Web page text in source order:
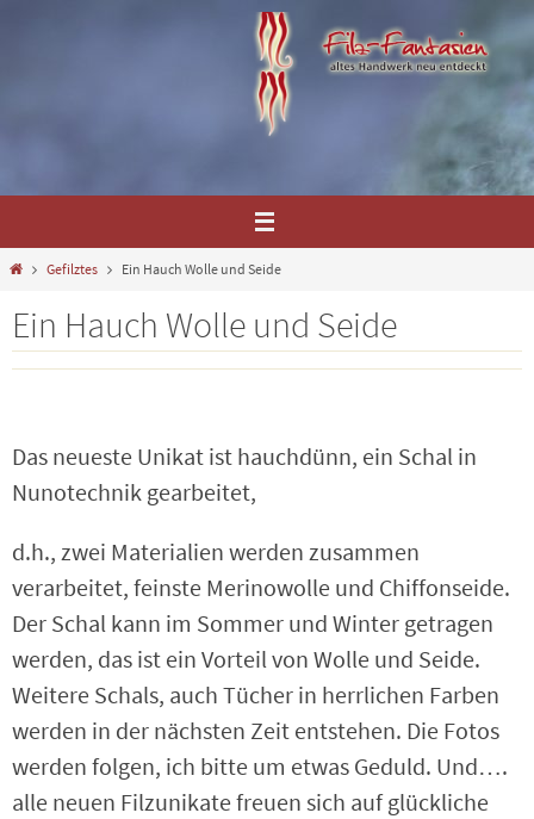
HomeGefilztes Ein Hauch Wolle und Seide
Ein Hauch Wolle und Seide
Das neueste Unikat ist hauchdünn, ein Schal in
Nunotechnik gearbeitet,
d.h., zwei Materialien werden zusammen
verarbeitet, feinste Merinowolle und Chiffonseide.
Der Schal kann im Sommer und Winter getragen
werden, das ist ein Vorteil von Wolle und Seide.
Weitere Schals, auch Tücher in herrlichen Farben
werden in der nächsten Zeit entstehen. Die Fotos
werden folgen, ich bitte um etwas Geduld. Und….
alle neuen Filzunikate freuen sich auf glückliche